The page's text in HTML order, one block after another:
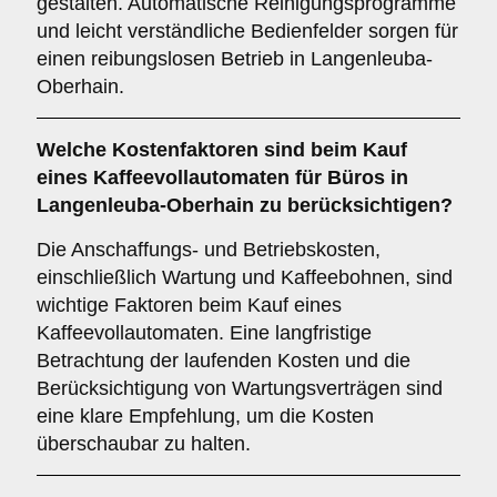
und leicht verständliche Bedienfelder sorgen für
einen reibungslosen Betrieb in Langenleuba-
Oberhain.
Welche Kostenfaktoren sind beim Kauf
eines Kaffeevollautomaten für Büros in
Langenleuba-Oberhain zu berücksichtigen?
Die Anschaffungs- und Betriebskosten,
einschließlich Wartung und Kaffeebohnen, sind
wichtige Faktoren beim Kauf eines
Kaffeevollautomaten. Eine langfristige
Betrachtung der laufenden Kosten und die
Berücksichtigung von Wartungsverträgen sind
eine klare Empfehlung, um die Kosten
überschaubar zu halten.